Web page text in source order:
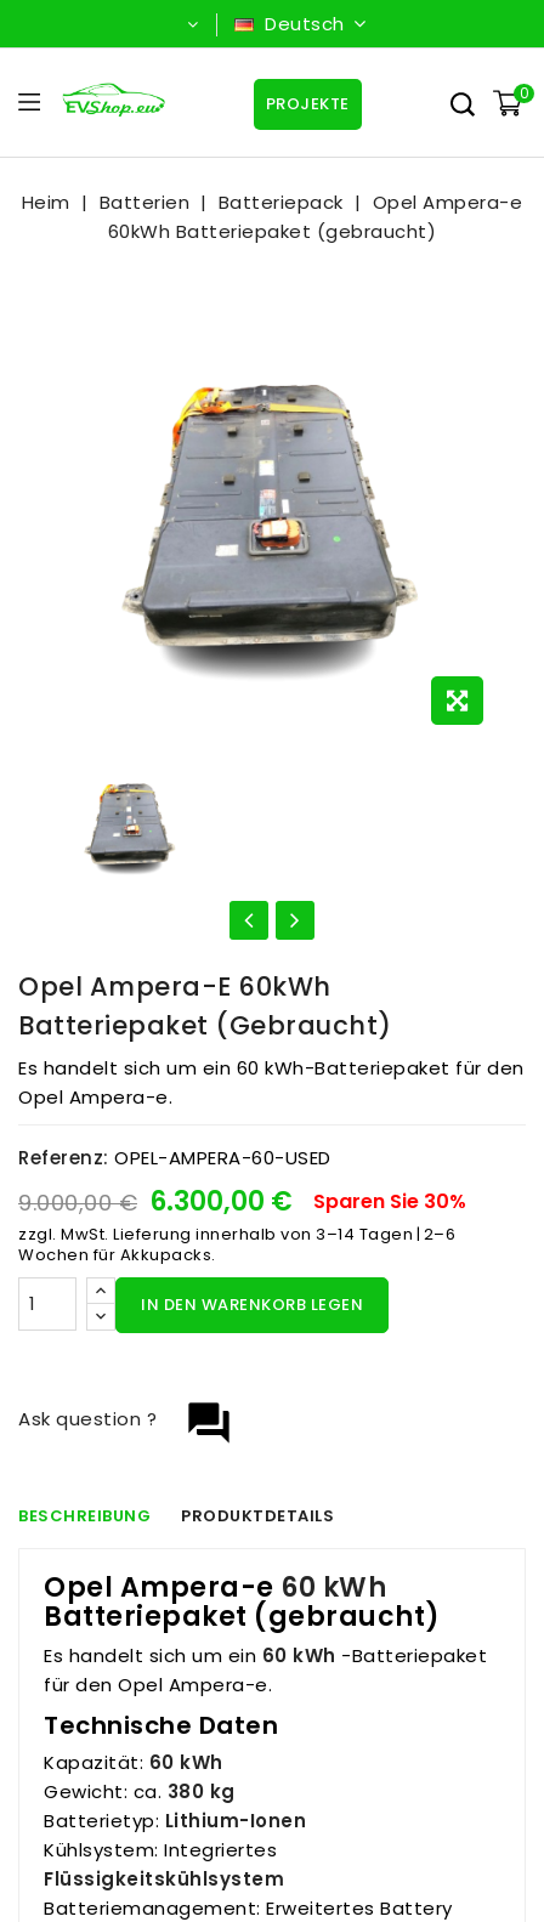
Deutsch
0
PROJEKTE
Heim Batterien Batteriepack
Opel Ampera-e
60kWh Batteriepaket (gebraucht)
Opel Ampera-E 60kWh
Batteriepaket (gebraucht)
Es handelt sich um ein 60 kWh-Batteriepaket für den
Opel Ampera-e.
Referenz: OPEL-AMPERA-60-USED
9.000,00 € 6.300,00 € Sparen Sie 30%
zzgl. MwSt. Lieferung innerhalb von 3–14 Tagen | 2–6
Wochen für Akkupacks.
IN DEN WARENKORB LEGEN
question_answer
Ask question ?
BESCHREIBUNG PRODUKTDETAILS
Opel Ampera-e 60 kWh
Batteriepaket (gebraucht)
Es handelt sich um ein 60 kWh -Batteriepaket
für den Opel Ampera-e.
Technische Daten
Kapazität: 60 kWh
Gewicht: ca. 380 kg
Batterietyp: Lithium-Ionen
Kühlsystem: Integriertes
Flüssigkeitskühlsystem
Batteriemanagement: Erweitertes Battery